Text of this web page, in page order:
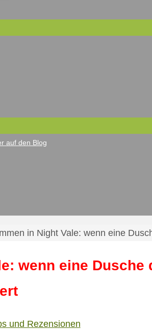
auf den Blog
in Night Vale: wenn eine
wenn eine Dusche
und Rezensionen